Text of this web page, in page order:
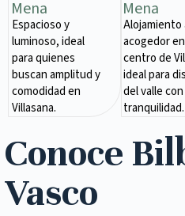
Mena​
Espacioso y
luminoso, ideal
para quienes
buscan amplitud y
comodidad en
Villasana.
Mena​
Alojamiento
acogedor
centro de
ideal para
del valle con
tranquilidad.
Conoce
Vasco